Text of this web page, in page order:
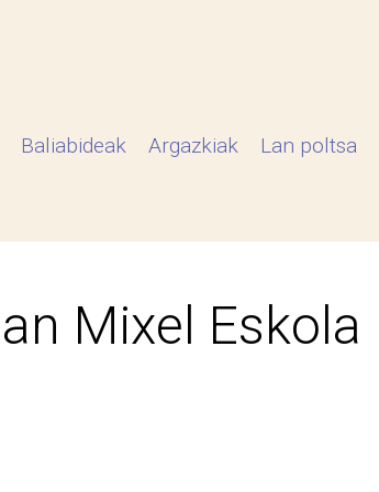
Baliabideak Argazkiak Lan poltsa
Mixel Eskola